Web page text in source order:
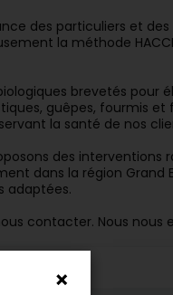
des particuliers et
la méthode
brevetés pour
guêpes, fourmis et
la santé de nos
des interventions
dans la région Grand
adaptées.
contacter. Nous nous